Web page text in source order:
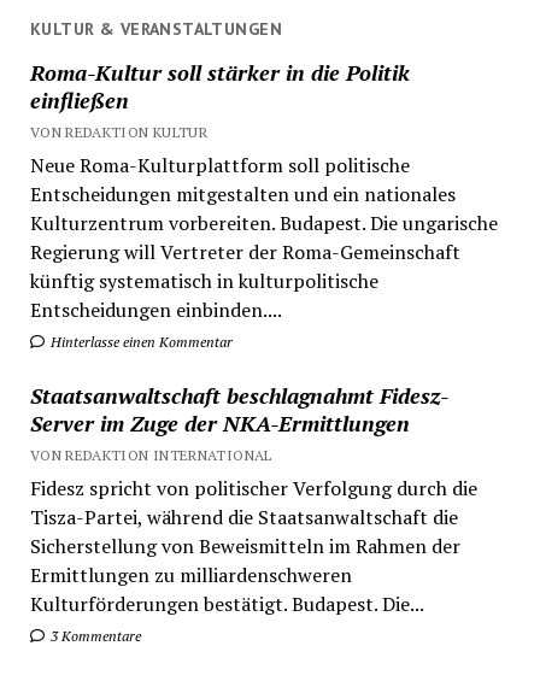
KULTUR & VERANSTALTUNGEN
Roma-Kultur soll stärker in die Politik
einfließen
VON REDAKTION KULTUR
Neue Roma-Kulturplattform soll politische
Entscheidungen mitgestalten und ein nationales
Kulturzentrum vorbereiten. Budapest. Die ungarische
Regierung will Vertreter der Roma-Gemeinschaft
künftig systematisch in kulturpolitische
Entscheidungen einbinden....
Hinterlasse einen Kommentar
Staatsanwaltschaft beschlagnahmt Fidesz-
Server im Zuge der NKA-Ermittlungen
VON REDAKTION INTERNATIONAL
Fidesz spricht von politischer Verfolgung durch die
Tisza-Partei, während die Staatsanwaltschaft die
Sicherstellung von Beweismitteln im Rahmen der
Ermittlungen zu milliardenschweren
Kulturförderungen bestätigt. Budapest. Die...
3 Kommentare